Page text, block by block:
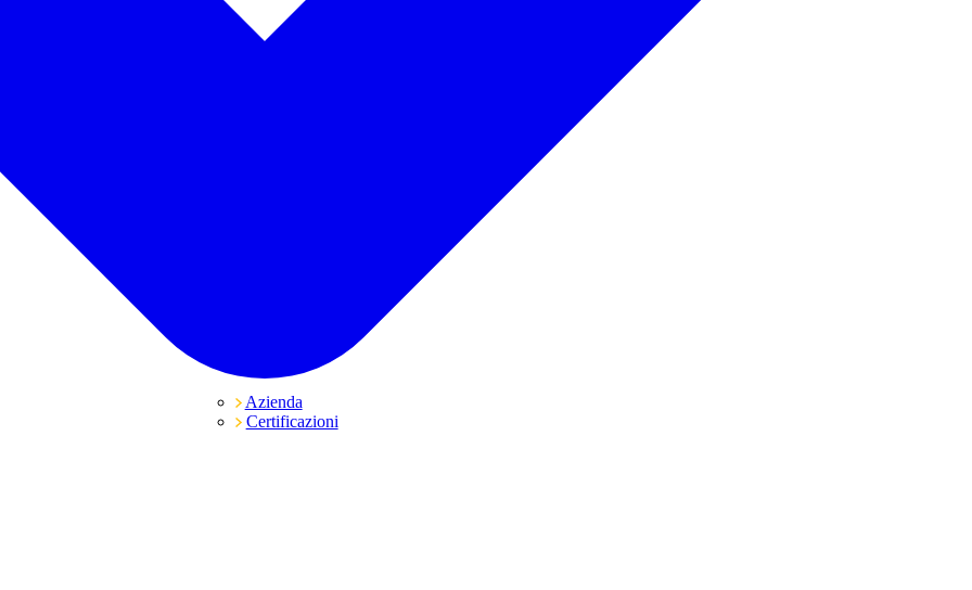
Azienda
Certificazioni